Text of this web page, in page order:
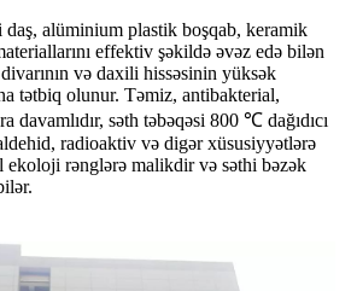
alüminium plastik boşqab, keramik
effektiv şəkildə əvəz edə bilən
və daxili hissəsinin yüksək
tətbiq olunur. Təmiz, antibakterial,
davamlıdır, səth təbəqəsi 800 ℃ dağıdıcı
radioaktiv və digər xüsusiyyətlərə
ekoloji rənglərə malikdir və səthi bəzək